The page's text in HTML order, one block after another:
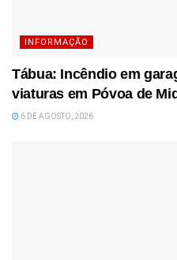
INFORMAÇÃO
Tábua: Incêndio em
viaturas em Póvoa de
6 DE AGOSTO, 2026